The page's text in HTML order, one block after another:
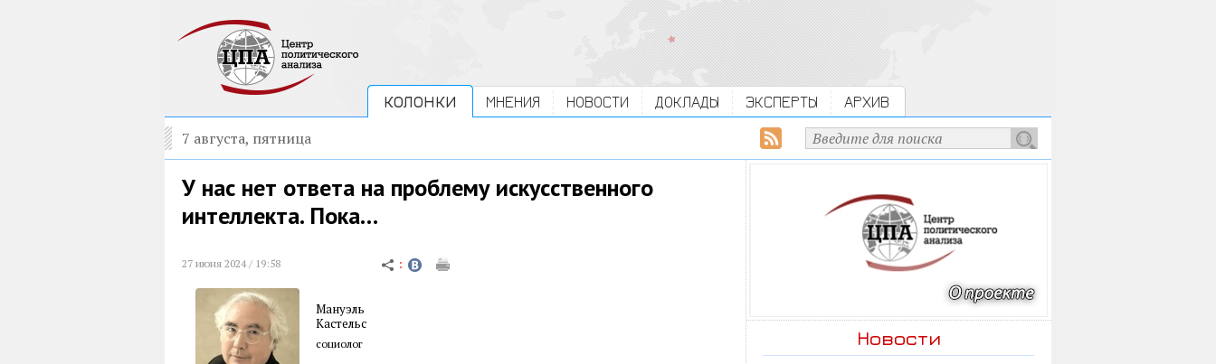
КОЛОНКИ МНЕНИЯ НОВОСТИ ДОКЛАДЫ ЭКСПЕРТЫ АРХИВ
7 августа, пятница
У нас нет ответа на проблему искусственного
интеллекта. Пока…
27 июня 2024 / 19:58
Мануэль
Кастельс
социолог Новости